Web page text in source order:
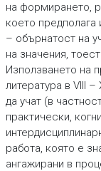
на формирането,
което
– обърнатост на
на значения,
Използването на
литература в VIII
да учат (в
практически,
работа, която е
ангажирани в